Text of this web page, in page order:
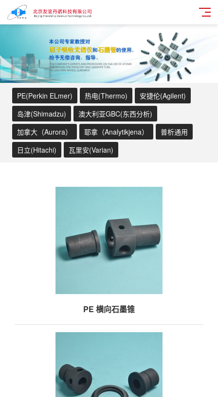
PE(Perkin ELmer) 热电(Thermo)
安捷伦(Agilent)
岛津(Shimadzu)
澳大利亚GBC(东西分析)
加拿大（Aurora）
耶拿（Analytikjena）
普析通用
日立(Hitachi)
瓦里安(Varian)
PE 横向石墨锥